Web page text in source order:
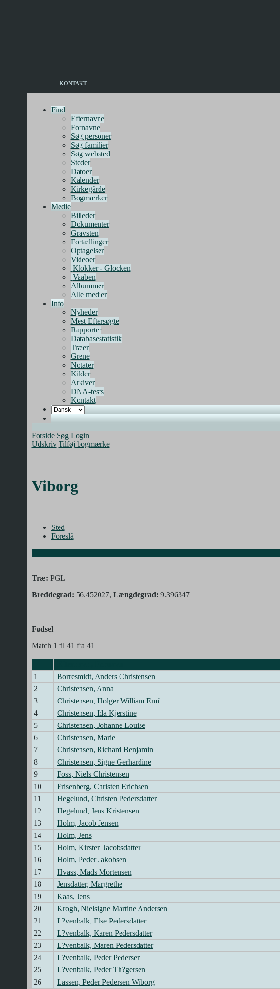
- - KONTAKT
Find
Efternavne
Fornavne
Søg personer
Søg familier
Søg websted
Steder
Datoer
Kalender
Kirkegårde
Bogmærker
Medie
Billeder
Dokumenter
Gravsten
Fortællinger
Optagelser
Videoer
Klokker - Glocken
Vaaben
Albummer
Alle medier
Info
Nyheder
Mest Eftersøgte
Rapporter
Databasestatistik
Træer
Grene
Notater
Kilder
Arkiver
DNA-tests
Kontakt
Forside Søg Login
Udskriv Tilføj bogmærke
Viborg
Sted
Foreslå
Træ: PGL
Breddegrad: 56.452027, Længdegrad: 9.396347
Fødsel
Match 1 til 41 fra 41
1
Borresmidt, Anders Christensen
2
Christensen, Anna
3
Christensen, Holger William Emil
4
Christensen, Ida Kjerstine
5
Christensen, Johanne Louise
6
Christensen, Marie
7
Christensen, Richard Benjamin
8
Christensen, Signe Gerhardine
9
Foss, Niels Christensen
10
Frisenberg, Christen Erichsen
11
Hegelund, Christen Pedersdatter
12
Hegelund, Jens Kristensen
13
Holm, Jacob Jensen
14
Holm, Jens
15
Holm, Kirsten Jacobsdatter
16
Holm, Peder Jakobsen
17
Hvass, Mads Mortensen
18
Jensdatter, Margrethe
19
Kaas, Jens
20
Krogh, Nielsigne Martine Andersen
21
L?venbalk, Else Pedersdatter
22
L?venbalk, Karen Pedersdatter
23
L?venbalk, Maren Pedersdatter
24
L?venbalk, Peder Pedersen
25
L?venbalk, Peder Th?gersen
26
Lassen, Peder Pedersen Wiborg